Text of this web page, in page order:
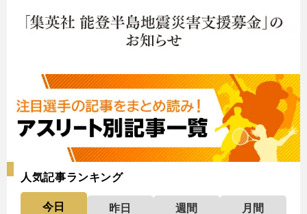
人気記事ランキング
今日 昨日 週間
月間